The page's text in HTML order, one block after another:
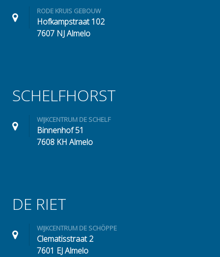
RODE KRUIS GEBOUW
Hofkampstraat 102
7607 NJ Almelo
SCHELFHORST
WIJKCENTRUM DE SCHELF
Binnenhof 51
7608 KH Almelo
DE RIET
WIJKCENTRUM DE SCHÖPPE
Clematisstraat 2
7601 EJ Almelo